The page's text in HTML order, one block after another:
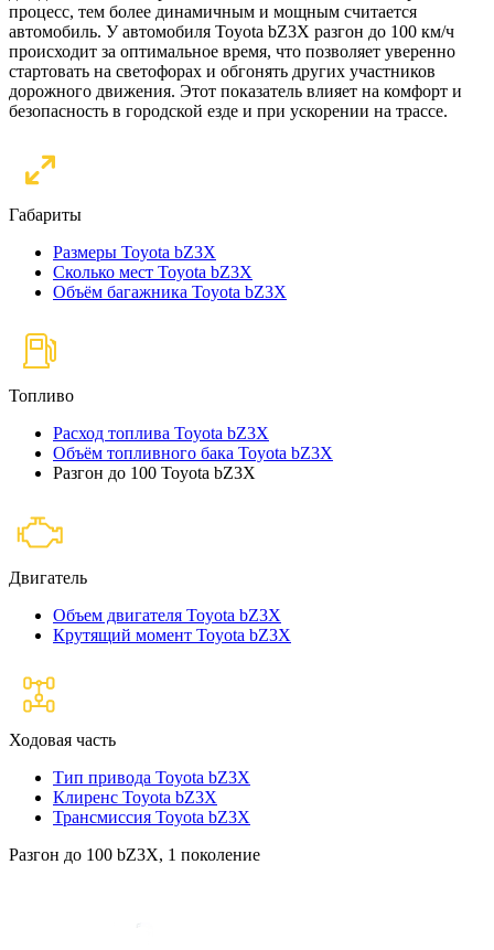
процесс, тем более динамичным и мощным считается
автомобиль. У автомобиля Toyota bZ3X разгон до 100 км/ч
происходит за оптимальное время, что позволяет уверенно
стартовать на светофорах и обгонять других участников
дорожного движения. Этот показатель влияет на комфорт и
безопасность в городской езде и при ускорении на трассе.
Габариты
Размеры Toyota bZ3X
Сколько мест Toyota bZ3X
Объём багажника Toyota bZ3X
Топливо
Расход топлива Toyota bZ3X
Объём топливного бака Toyota bZ3X
Разгон до 100 Toyota bZ3X
Двигатель
Объем двигателя Toyota bZ3X
Крутящий момент Toyota bZ3X
Ходовая часть
Тип привода Toyota bZ3X
Клиренс Toyota bZ3X
Трансмиссия Toyota bZ3X
Разгон до 100 bZ3X, 1 поколение